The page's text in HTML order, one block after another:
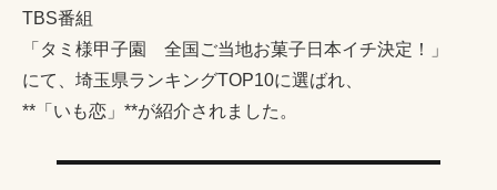
TBS番組
「タミ様甲子園 全国ご当地お菓子日本イチ決定！」
にて、埼玉県ランキングTOP10に選ばれ、
**「いも恋」**が紹介されました。